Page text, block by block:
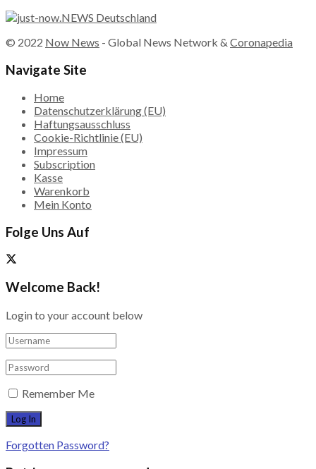
© 2022 Now News - Global News Network & Coronapedia
Navigate Site
Home
Datenschutzerklärung (EU)
Haftungsausschluss
Cookie-Richtlinie (EU)
Impressum
Subscription
Kasse
Warenkorb
Mein Konto
Folge Uns Auf
Welcome Back!
Login to your account below
Remember Me
Forgotten Password?